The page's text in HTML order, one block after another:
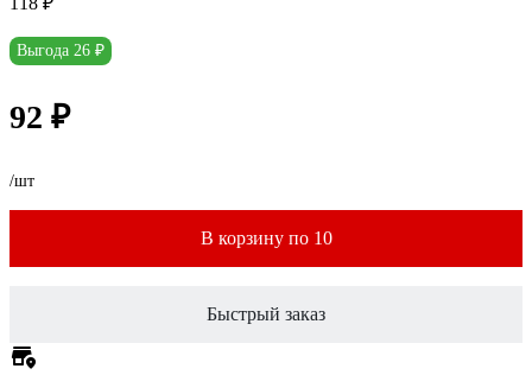
Выгода 26 ₽
92 ₽
/шт
В корзину по 10
Быстрый заказ